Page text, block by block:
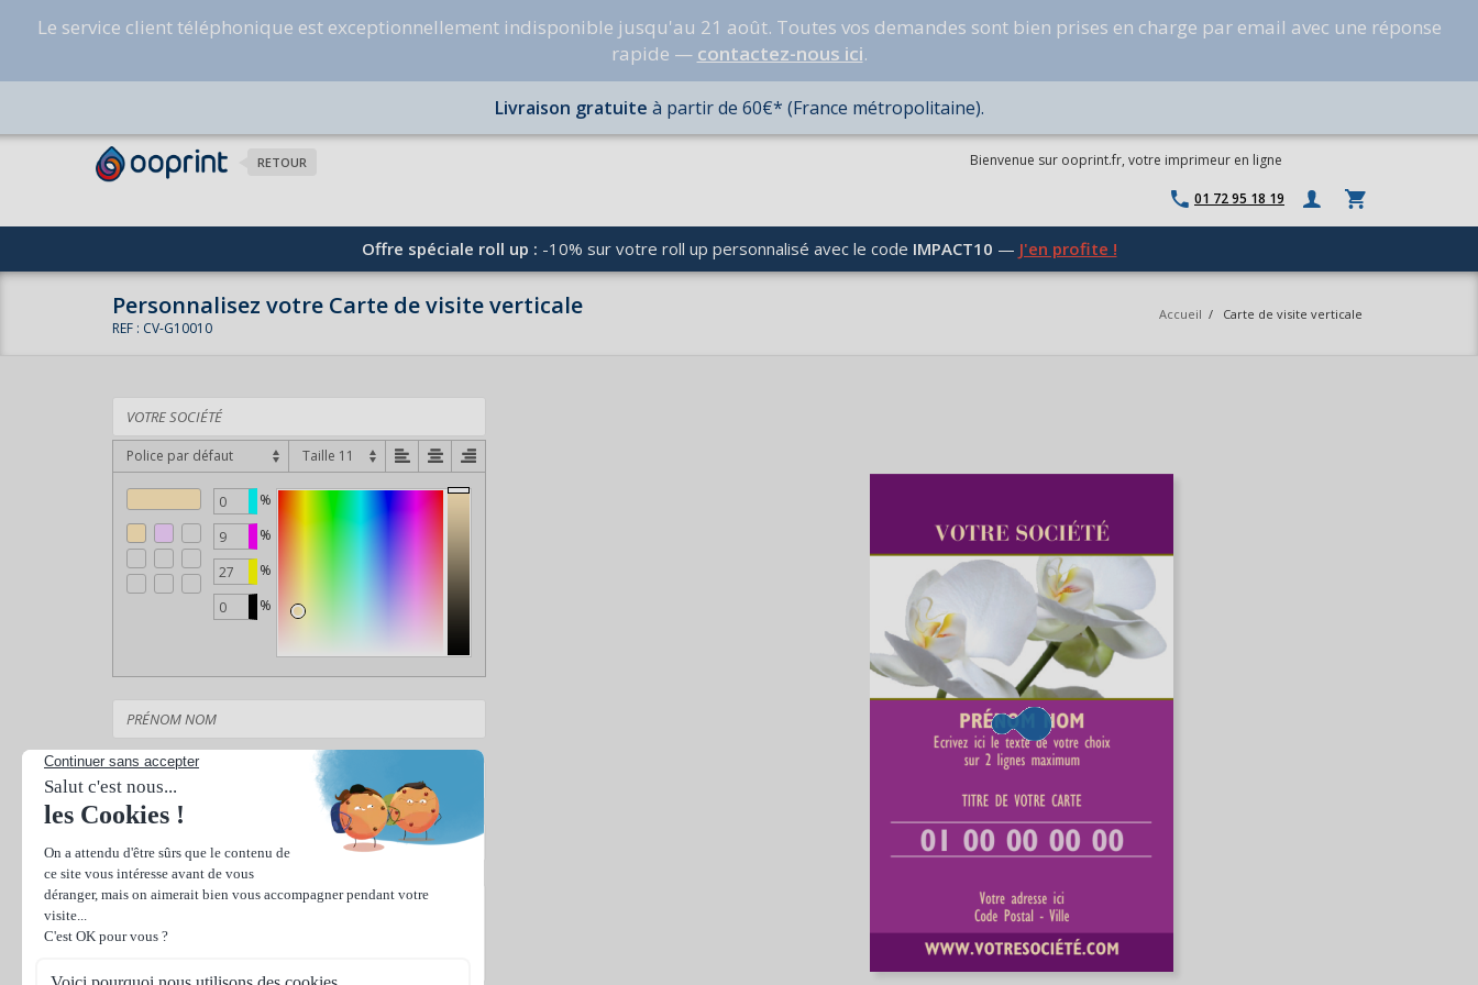
Le service client téléphonique est exceptionnellement indisponible jusqu'au 21 août. Toutes vos demandes sont bien prises en charge par email avec une réponse
rapide — contactez-nous ici.
Livraison gratuite à partir de 60€* (France métropolitaine).
RETOUR Bienvenue sur ooprint.fr, votre imprimeur en ligne
01 72 95 18 19
Offre spéciale roll up : -10% sur votre roll up personnalisé avec le code IMPACT10 — J'en profite !
Personnalisez votre Carte de visite verticale
REF : CV-G10010
Accueil / Carte de visite verticale
Police par défaut
%
%
%
%